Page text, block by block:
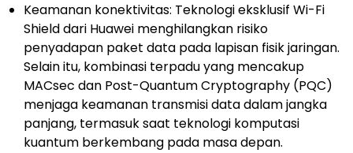
Keamanan konektivitas: Teknologi eksklusif Wi-Fi
Shield dari Huawei menghilangkan risiko
penyadapan paket data pada lapisan fisik jaringan.
Selain itu, kombinasi terpadu yang mencakup
MACsec dan Post-Quantum Cryptography (PQC)
menjaga keamanan transmisi data dalam jangka
panjang, termasuk saat teknologi komputasi
kuantum berkembang pada masa depan.